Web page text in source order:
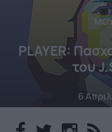
PLAYER:
του
6